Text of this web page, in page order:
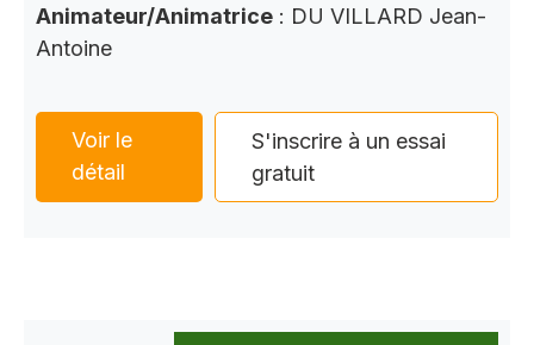
Animateur/Animatrice : DU VILLARD Jean-
Antoine
Voir le
détail
S'inscrire à un essai
gratuit